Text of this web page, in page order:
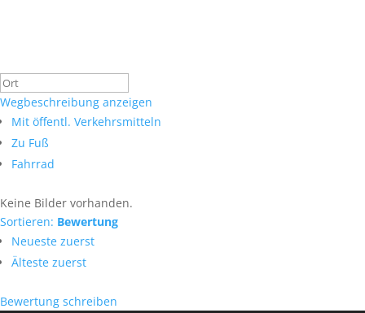
Wegbeschreibung anzeigen
Mit öffentl. Verkehrsmitteln
Zu Fuß
Fahrrad
Keine Bilder vorhanden.
Sortieren: Bewertung
Neueste zuerst
Älteste zuerst
Bewertung schreiben